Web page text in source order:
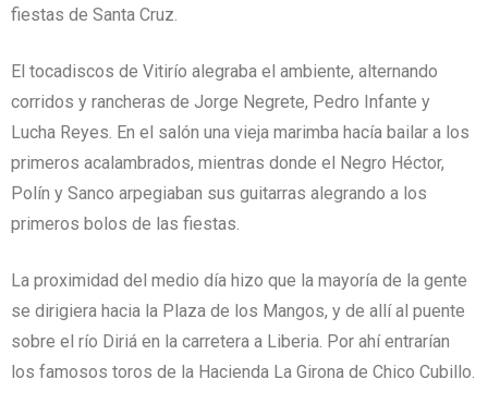
fiestas de Santa Cruz.
El tocadiscos de Vitirío alegraba el ambiente, alternando
corridos y rancheras de Jorge Negrete, Pedro Infante y
Lucha Reyes. En el salón una vieja marimba hacía bailar a los
primeros acalambrados, mientras donde el Negro Héctor,
Polín y Sanco arpegiaban sus guitarras alegrando a los
primeros bolos de las fiestas.
La proximidad del medio día hizo que la mayoría de la gente
se dirigiera hacia la Plaza de los Mangos, y de allí al puente
sobre el río Diriá en la carretera a Liberia. Por ahí entrarían
los famosos toros de la Hacienda La Girona de Chico Cubillo.